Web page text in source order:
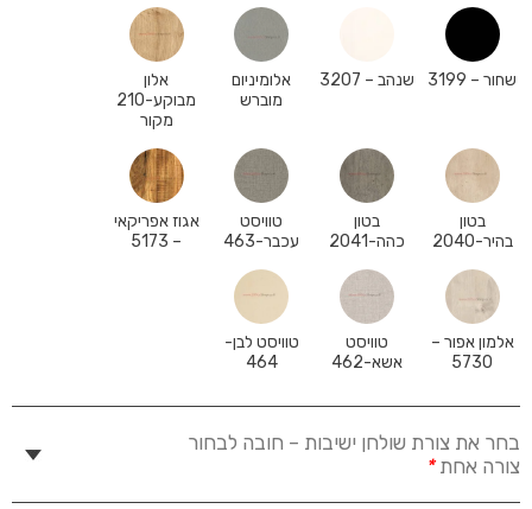
שחור – 3199 שנהב – 3207
אלומיניום
מוברש
אלון
מבוקע-210
מקור
בטון
בהיר-2040
בטון
כהה-2041
טוויסט
עכבר-463
אגוז אפריקאי
– 5173
אלמון אפור –
5730
טוויסט
אשא-462
טוויסט לבן-
464
בחר את צורת שולחן ישיבות – חובה לבחור
צורה אחת*